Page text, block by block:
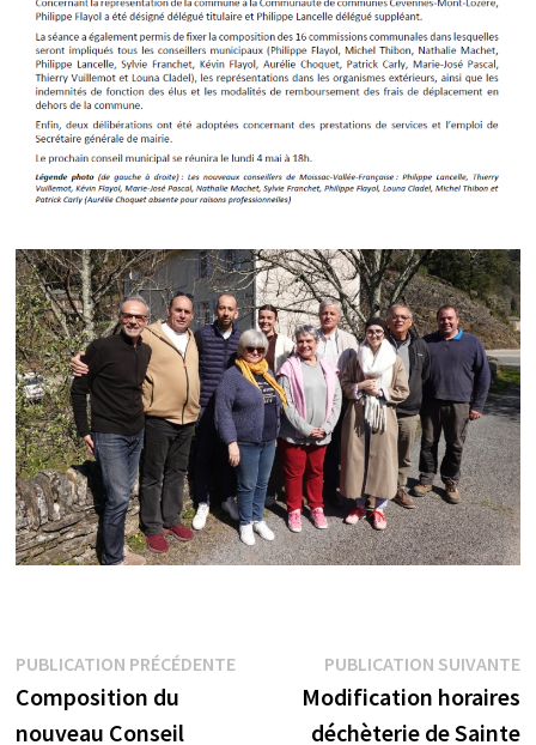
Navigation
de
PUBLICATION PRÉCÉDENTEPublication
précédente :
Composition du
nouveau Conseil
PUBLICATION SUIVANTE
Modification horaires
déchèterie de Sainte